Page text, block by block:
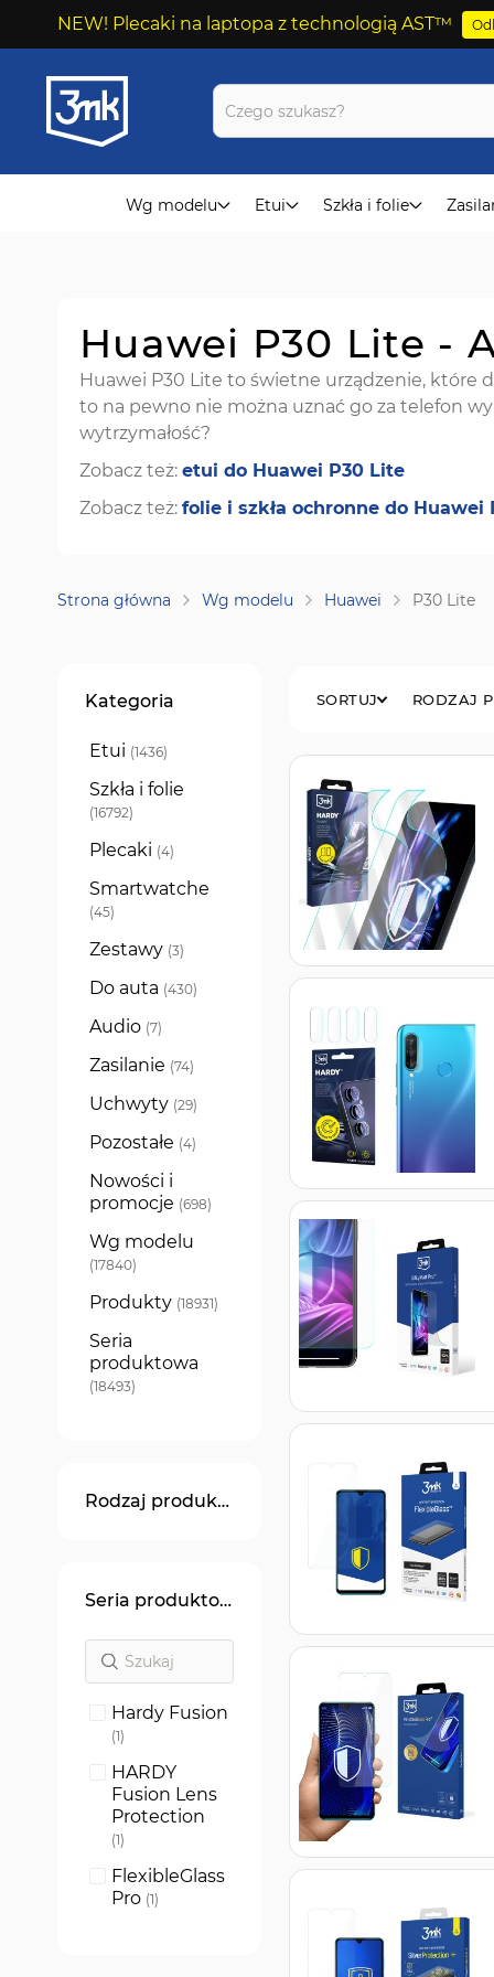
NEW! Plecaki na laptopa z technologią AST™
Przejdź
do
treści
Wg modelu Etui Szkła i folie
Huawei P30 Lite -
Huawei P30 Lite to świetne urządzenie, które
to na pewno nie można uznać go za telefon
wytrzymałość?
Zobacz też: etui do Huawei P30 Lite
Zobacz też: folie i szkła ochronne do Huawei
Strona główna Wg modelu Huawei P30 Lite
RODZAJ
SORTUJ
Kategoria
Etui 1436
produkty
Szkła i folie
16792
produkty
Plecaki 4
produkty
Smartwatche
45
produkty
Zestawy 3
produkty
Do auta 430
produkty
Audio 7
produkty
Zasilanie 74
produkty
Uchwyty 29
produkty
Pozostałe 4
produkty
Nowości i
promocje 698
produkty
Wg modelu
17840
produkty
Produkty 18931
produkty
Seria
produktowa
18493
produkty
Rodzaj produktu
Seria produktowa
Hardy Fusion
1
produkt
HARDY
Fusion Lens
Protection
1
produkt
FlexibleGlass
Pro 1
produkt